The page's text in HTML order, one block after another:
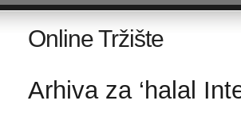
Online Tržište
Arhiva za ‘halal